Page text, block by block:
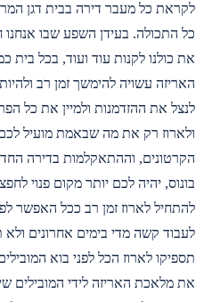
לקראת כל מעבר דירה בבית דגן
כל התכולה. בעידן השפע שבו
את כולנו לקנות עוד ועוד, בכל
האריזה עשויה להימשך זמן רב
לנצל את ההזדמנות ולמיין את כל
ולארוז רק את מה שבאמת מועיל
הקרטונים, וההתאקלמות בדירה
בונוס, יהיה לכם יותר מקום פנוי
להתחיל לארוז זמן רב ככל האפשר
לעבוד קשה מדי בימים אחרונים
תספיקו לארוז הכל לפני בוא
את מלאכת האריזה לידי המובילים